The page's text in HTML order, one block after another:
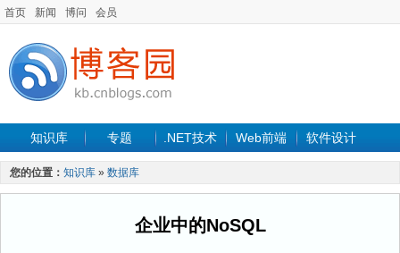
首页 新闻 博问 会员
知识库 专题 .NET技术 Web前端 软件设计
手机开发 软件工程
最新文章
您的位置： 知识库 » 数据库
企业中的NoSQL